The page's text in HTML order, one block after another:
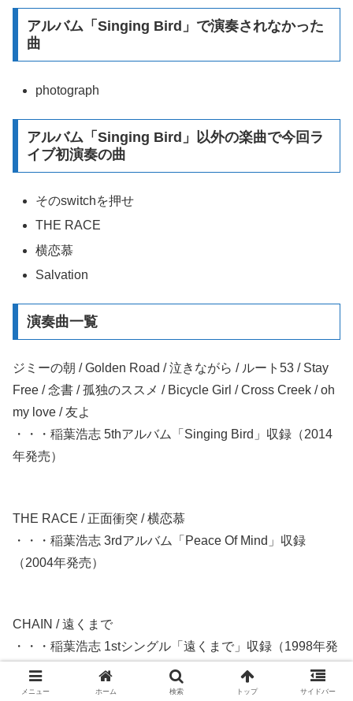
アルバム「Singing Bird」で演奏されなかった
曲
photograph
アルバム「Singing Bird」以外の楽曲で今回ラ
イブ初演奏の曲
そのswitchを押せ
THE RACE
横恋慕
Salvation
演奏曲一覧
ジミーの朝 / Golden Road / 泣きながら / ルート53 / Stay
Free / 念書 / 孤独のススメ / Bicycle Girl / Cross Creek / oh
my love / 友よ
・・・稲葉浩志 5thアルバム「Singing Bird」収録（2014
年発売）
THE RACE / 正面衝突 / 横恋慕
・・・稲葉浩志 3rdアルバム「Peace Of Mind」収録
（2004年発売）
CHAIN / 遠くまで
・・・稲葉浩志 1stシングル「遠くまで」収録（1998年発
売）
メニュー ホーム 検索 トップ サイドバー